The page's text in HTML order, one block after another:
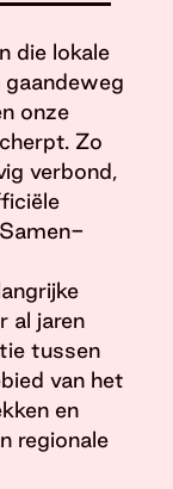
die lokale
onze
Zo
verbond,
al jaren
tussen
van het
en
regionale